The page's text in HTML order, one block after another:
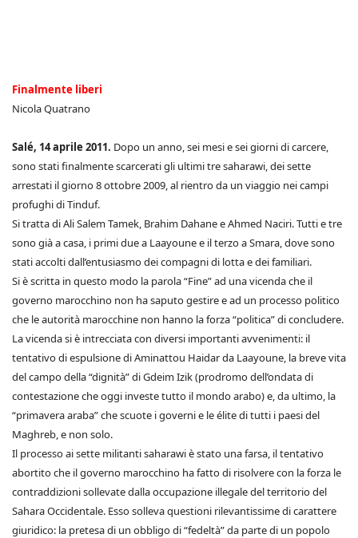
Finalmente liberi
Nicola Quatrano
Salé, 14 aprile 2011. Dopo un anno, sei mesi e sei giorni di carcere,
sono stati finalmente scarcerati gli ultimi tre saharawi, dei sette
arrestati il giorno 8 ottobre 2009, al rientro da un viaggio nei campi
profughi di Tinduf.
Si tratta di Ali Salem Tamek, Brahim Dahane e Ahmed Naciri. Tutti e tre
sono già a casa, i primi due a Laayoune e il terzo a Smara, dove sono
stati accolti dall’entusiasmo dei compagni di lotta e dei familiari.
Si è scritta in questo modo la parola “Fine” ad una vicenda che il
governo marocchino non ha saputo gestire e ad un processo politico
che le autorità marocchine non hanno la forza “politica” di concludere.
La vicenda si è intrecciata con diversi importanti avvenimenti: il
tentativo di espulsione di Aminattou Haidar da Laayoune, la breve vita
del campo della “dignità” di Gdeim Izik (prodromo dell’ondata di
contestazione che oggi investe tutto il mondo arabo) e, da ultimo, la
“primavera araba” che scuote i governi e le élite di tutti i paesi del
Maghreb, e non solo.
Il processo ai sette militanti saharawi è stato una farsa, il tentativo
abortito che il governo marocchino ha fatto di risolvere con la forza le
contraddizioni sollevate dalla occupazione illegale del territorio del
Sahara Occidentale. Esso solleva questioni rilevantissime di carattere
giuridico: la pretesa di un obbligo di “fedeltà” da parte di un popolo